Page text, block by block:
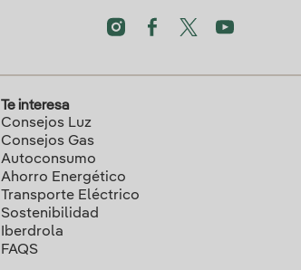
Te interesa
Consejos Luz
Consejos Gas
Autoconsumo
Ahorro Energético
Transporte Eléctrico
Sostenibilidad
Iberdrola
FAQS